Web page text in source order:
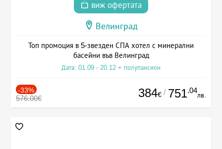
виж офертата
Велинград
Топ промоция в 5-звезден СПА хотел с минерални
басейни във Велинград
Дата: 01.09 - 20.12 + полупансион
-33%
576.00€ 384€ / 751.04
лв.